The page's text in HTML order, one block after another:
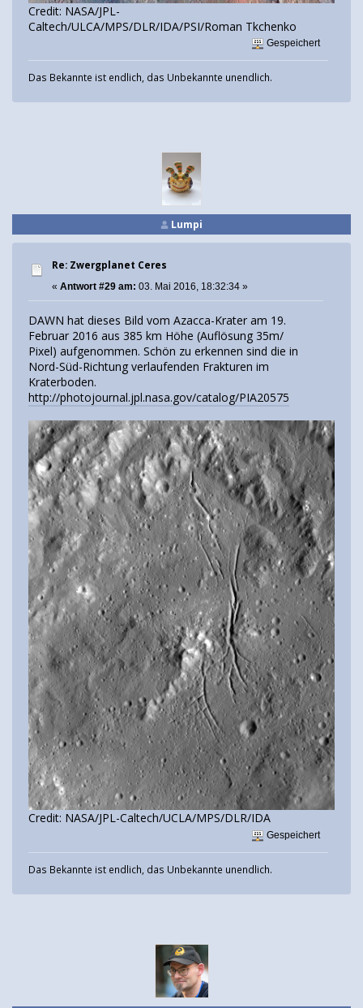
Credit: NASA/JPL-
Caltech/ULCA/MPS/DLR/IDA/PSI/Roman Tkchenko
Gespeichert
Das Bekannte ist endlich, das Unbekannte unendlich.
Lumpi
Re: Zwergplanet Ceres
« Antwort #29 am: 03. Mai 2016, 18:32:34 »
DAWN hat dieses Bild vom Azacca-Krater am 19.
Februar 2016 aus 385 km Höhe (Auflösung 35m/
Pixel) aufgenommen. Schön zu erkennen sind die in
Nord-Süd-Richtung verlaufenden Frakturen im
Kraterboden.
http://photojournal.jpl.nasa.gov/catalog/PIA20575
Credit: NASA/JPL-Caltech/UCLA/MPS/DLR/IDA
Gespeichert
Das Bekannte ist endlich, das Unbekannte unendlich.